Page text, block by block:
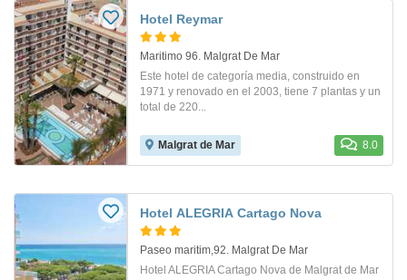
Hotel Reymar
Maritimo 96. Malgrat De Mar
Este hotel de categoría media, construido en
1971 y renovado en el 2003, tiene 7 plantas y un
total de 220...
Malgrat de Mar 8.0
Hotel ALEGRIA Cartago Nova
Paseo maritim,92. Malgrat De Mar
Hotel ALEGRIA Cartago Nova de Malgrat de Mar